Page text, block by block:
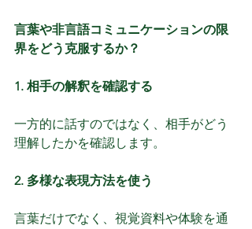
言葉や非言語コミュニケーションの限
界をどう克服するか？
1. 相手の解釈を確認する
一方的に話すのではなく、相手がどう
理解したかを確認します。
2. 多様な表現方法を使う
言葉だけでなく、視覚資料や体験を通